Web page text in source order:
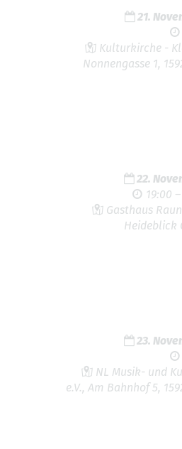
21.
Kulturkirche -
Nonnengasse 1,
22.
19:00
Gasthaus
Heideblick
23.
NL Musik- und
e.V., Am Bahnhof 5,